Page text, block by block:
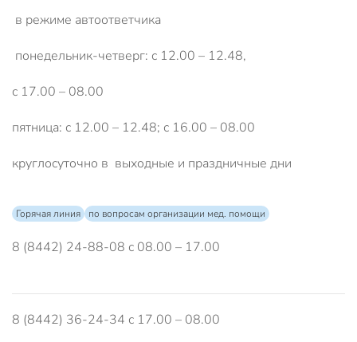
в режиме автоответчика
понедельник-четверг: с 12.00 – 12.48,
с 17.00 – 08.00
пятница: с 12.00 – 12.48; с 16.00 – 08.00
круглосуточно в выходные и праздничные дни
Горячая линия по вопросам организации мед. помощи
8 (8442) 24-88-08 с 08.00 – 17.00
8 (8442) 36-24-34 с 17.00 – 08.00